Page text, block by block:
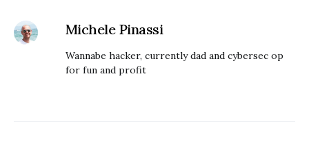
Michele Pinassi
Wannabe hacker, currently dad and cybersec op
for fun and profit